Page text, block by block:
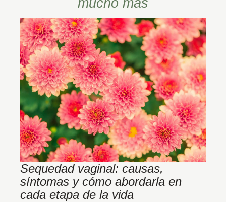
Sequedad vaginal: causas,
síntomas y cómo abordarla en
cada etapa de la vida